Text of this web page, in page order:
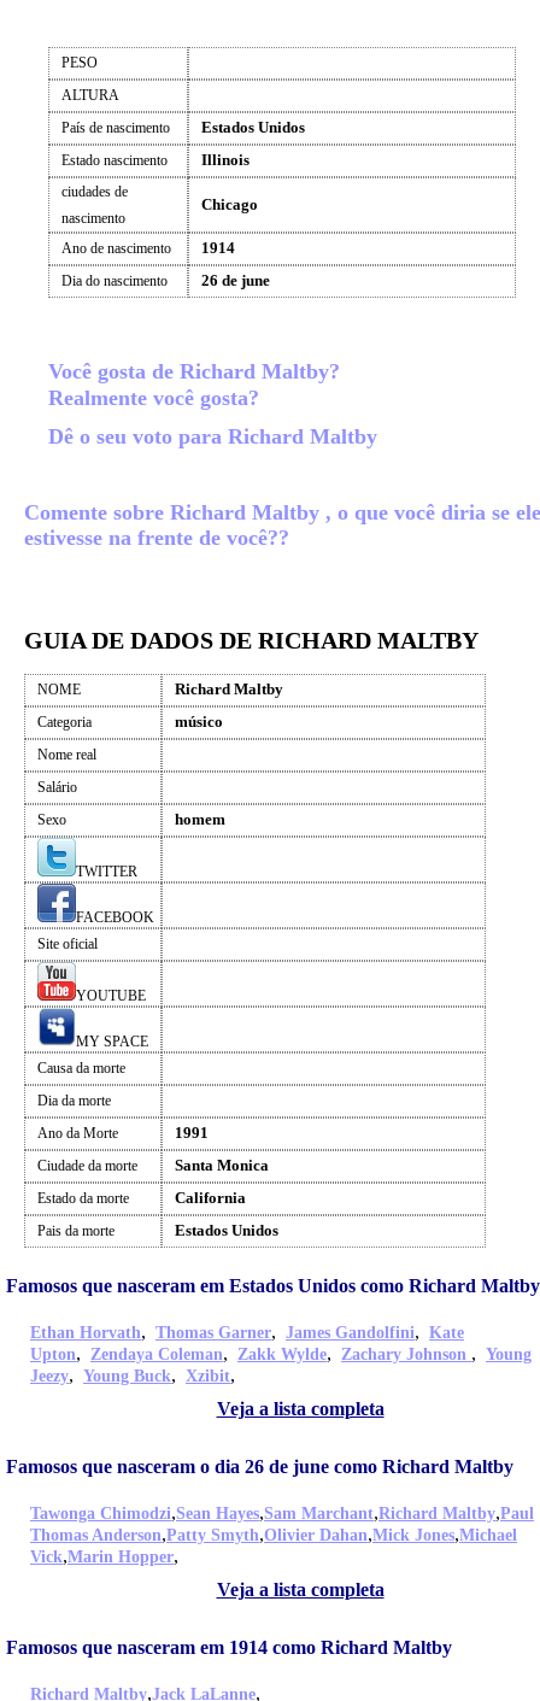
PESO
ALTURA
País de nascimento
Estados Unidos
Estado nascimento Illinois
ciudades de
nascimento
Chicago
Ano de nascimento 1914
Dia do nascimento 26 de june
Você gosta de Richard Maltby?
Realmente você gosta?
Dê o seu voto para Richard Maltby
Comente sobre Richard Maltby , o que você diria se ele
estivesse na frente de você??
GUIA DE DADOS DE RICHARD MALTBY
NOME Richard Maltby
Categoria músico
Nome real
Salário
Sexo
homem
TWITTER
FACEBOOK
Site oficial
YOUTUBE
MY SPACE
Causa da morte
Dia da morte
Ano da Morte
1991
Ciudade da morte Santa Monica
Estado da morte California
Pais da morte Estados Unidos
Famosos que nasceram em Estados Unidos como Richard Maltby
Ethan Horvath, Thomas Garner, James Gandolfini, Kate
Upton, Zendaya Coleman, Zakk Wylde, Zachary Johnson , Young
Jeezy, Young Buck, Xzibit,
Veja a lista completa
Famosos que nasceram o dia 26 de june como Richard Maltby
Tawonga Chimodzi,Sean Hayes,Sam Marchant,Richard Maltby,Paul
Thomas Anderson,Patty Smyth,Olivier Dahan,Mick Jones,Michael
Vick,Marin Hopper,
Veja a lista completa
Famosos que nasceram em 1914 como Richard Maltby
Richard Maltby,Jack LaLanne,